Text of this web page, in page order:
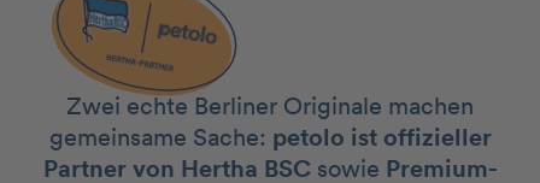
Zwei echte Berliner Originale machen
gemeinsame Sache: petolo ist offizieller
Partner von Hertha BSC sowie Premium-